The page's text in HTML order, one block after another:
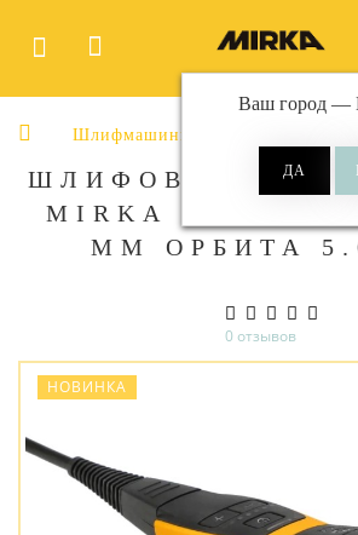
Ваш город —
Шлифмашины эксцентриковые
ШЛИФОВАЛЬНАЯ
MIRKA DEROS II
ММ ОРБИТА
0 отзывов
НОВИНКА